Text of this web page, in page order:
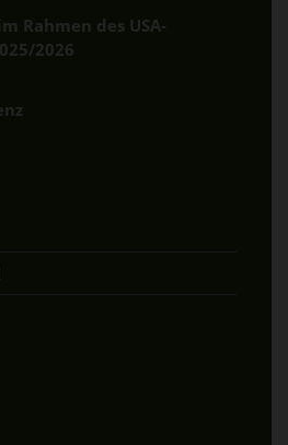
Rahmen des USA-
2026